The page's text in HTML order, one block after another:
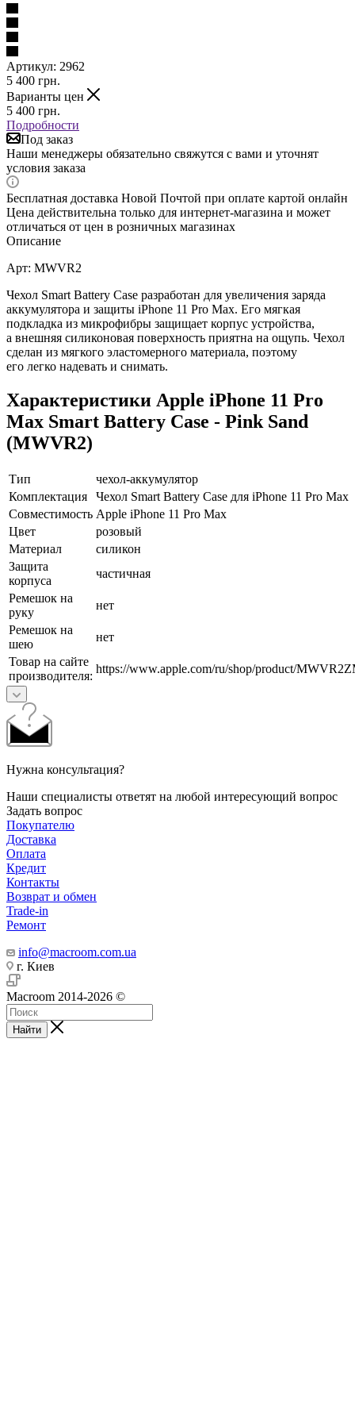
Артикул: 2962
5 400 грн.
Варианты цен
5 400 грн.
Подробности
Под заказ
Наши менеджеры обязательно свяжутся с вами и уточнят
условия заказа
Бесплатная доставка Новой Почтой при оплате картой онлайн
Цена действительна только для интернет-магазина и может
отличаться от цен в розничных магазинах
Описание
Арт: MWVR2
Чехол Smart Battery Case разработан для увеличения заряда
аккумулятора и защиты iPhone 11 Pro Max. Его мягкая
подкладка из микрофибры защищает корпус устройства,
а внешняя силиконовая поверхность приятна на ощупь. Чехол
сделан из мягкого эластомерного материала, поэтому
его легко надевать и снимать.
Характеристики Apple iPhone 11 Pro
Max Smart Battery Case - Pink Sand
(MWVR2)
Тип
чехол-аккумулятор
Комплектация
Чехол Smart Battery Case для iPhone 11 Pro Max
Совместимость Apple iPhone 11 Pro Max
Цвет
розовый
Материал
силикон
Защита
корпуса
частичная
Ремешок на
руку
нет
Ремешок на
шею
нет
Товар на сайте
производителя:
https://www.apple.com/ru/shop/product/
Нужна консультация?
Наши специалисты ответят на любой интересующий вопрос
Задать вопрос
Покупателю
Доставка
Оплата
Кредит
Контакты
Возврат и обмен
Trade-in
Ремонт
info@macroom.com.ua
г. Киев
Macroom 2014-2026 ©
Найти